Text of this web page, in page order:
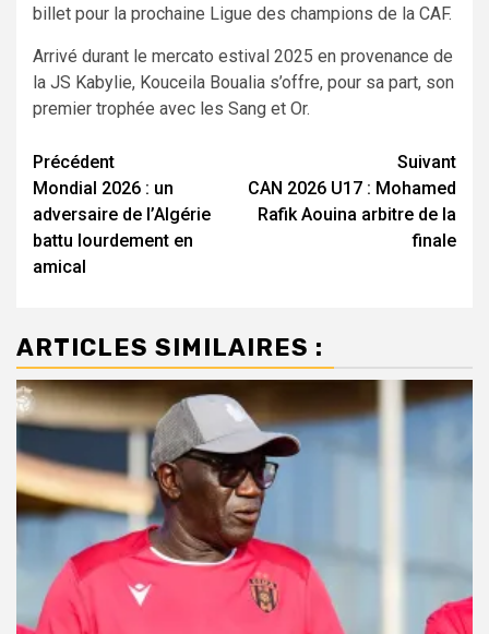
billet pour la prochaine Ligue des champions de la CAF.
Arrivé durant le mercato estival 2025 en provenance de
la JS Kabylie, Kouceila Boualia s’offre, pour sa part, son
premier trophée avec les Sang et Or.
Navigation
d’article
Précédent
Mondial 2026 : un
adversaire de l’Algérie
battu lourdement en
amical
Suivant
CAN 2026 U17 : Mohamed
Rafik Aouina arbitre de la
finale
ARTICLES SIMILAIRES :